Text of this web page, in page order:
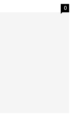
0